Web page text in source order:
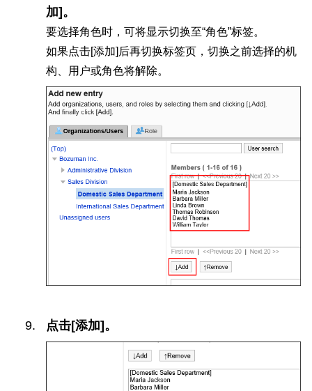
加]。
要选择角色时，可将显示切换至“角色”标签。
如果点击[添加]后再切换标签页，切换之前选择的机
构、用户或角色将解除。
点击[添加]。